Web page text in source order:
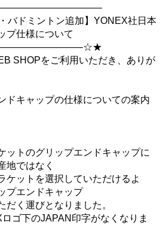
バドミントン追加】YONEX社日本
プ仕様について
SHOPをご利用いただき、ありが
ドキャップの仕様についての案内
ットのグリップエンドキャップに
地ではなく
ケットを選択していただけるよ
プエンドキャップ
だく運びとなりました。
ゴ下のJAPAN印字がなくなりま